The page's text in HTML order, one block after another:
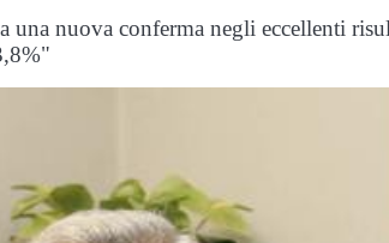
una nuova conferma negli eccellenti